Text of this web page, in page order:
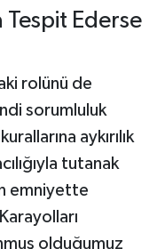
Ederse
rolünü de
sorumluluk
aykırılık
tutanak
emniyette
olduğumuz